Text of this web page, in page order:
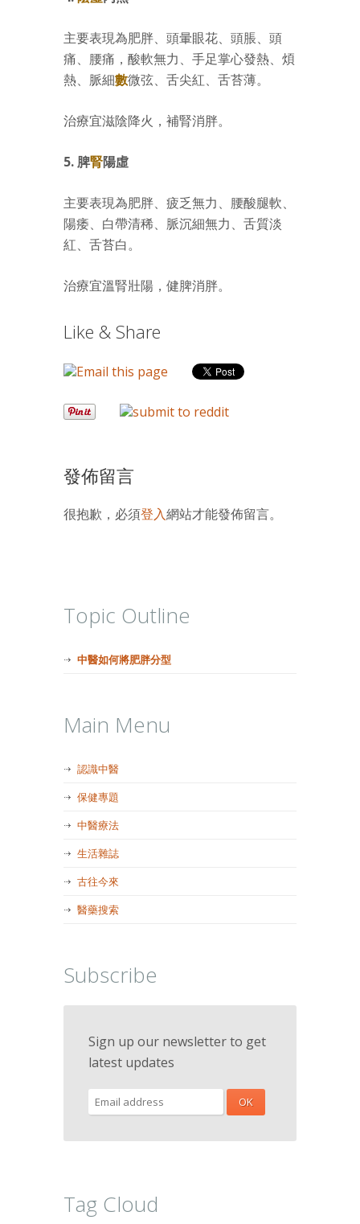
主要表現為肥胖、頭暈眼花、頭脹、頭
痛、腰痛，酸軟無力、手足掌心發熱、煩
熱、脈細數微弦、舌尖紅、舌苔薄。
治療宜滋陰降火，補腎消胖。
5. 脾腎陽虛
主要表現為肥胖、疲乏無力、腰酸腿軟、
陽痿、白帶清稀、脈沉細無力、舌質淡
紅、舌苔白。
治療宜溫腎壯陽，健脾消胖。
Like & Share
發佈留言
很抱歉，必須登入網站才能發佈留言。
Topic Outline
中醫如何將肥胖分型
Main Menu
認識中醫
保健專題
中醫療法
生活雜誌
古往今來
醫藥搜索
Subscribe
Sign up our newsletter to get
latest updates
Tag Cloud